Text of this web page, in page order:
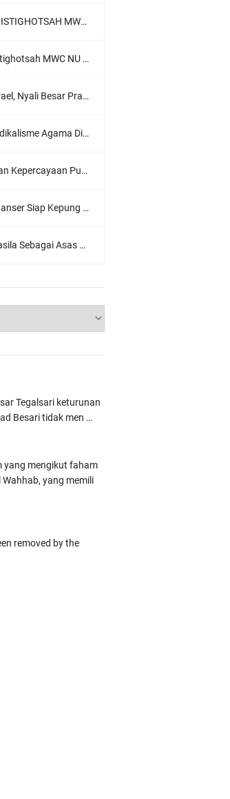
Muktamar NU ke-35, Meneguhkan Sanad Laku Para Muassis
Doa, Menjalin Ukhuwah Menyambut Muktamar NU ke-35
Prajurit TNI Jadi Sorotan Dunia
Agama Di Tubuh Polri
Ngaji Kota Malang Serukan Deklarasi Ramah Anak
Gedung Sate, Jawa Barat
Utama Ormas, Ini Komentar PBNU
Tegalsari keturunan
Besari tidak men …
yang mengikut faham
yang memili
removed by the